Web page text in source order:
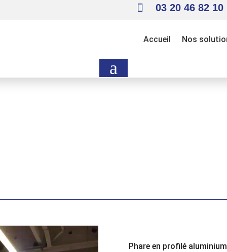
 03 20 46 82 10
Accueil Nos
a
Phare en profilé